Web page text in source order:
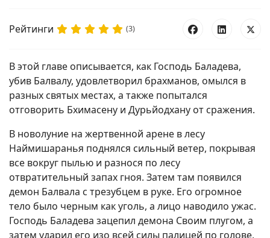
Рейтинги (3)
В этой главе описывается, как Господь Баладева,
убив Балвалу, удовлетворил брахманов, омылся в
разных святых местах, а также попытался
отговорить Бхимасену и Дурьйодхану от сражения.
В новолуние на жертвенной арене в лесу
Наймишаранья поднялся сильный ветер, покрывая
все вокруг пылью и разнося по лесу
отвратительный запах гноя. Затем там появился
демон Балвала с трезубцем в руке. Его огромное
тело было черным как уголь, а лицо наводило ужас.
Господь Баладева зацепил демона Своим плугом, а
затем ударил его изо всей силы палицей по голове,